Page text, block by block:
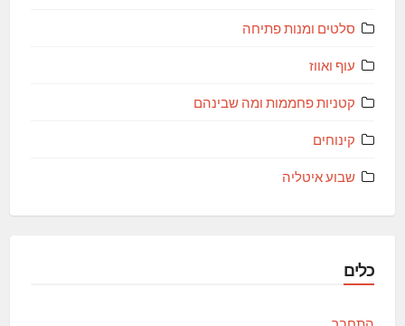
סלטים ומנות פתיחה
עוף ואווז
קטניות פחממות ומה שבינהם
קינוחים
שבוע איטליה
כלים